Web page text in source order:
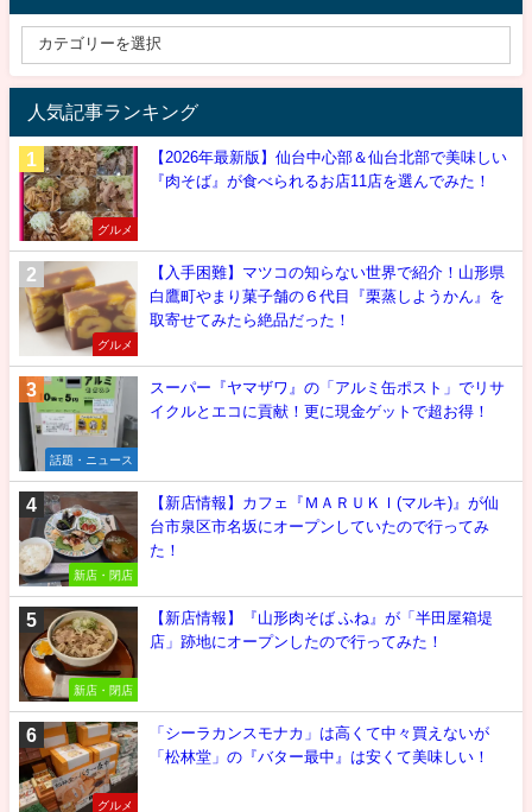
人気記事ランキング
グルメ
【2026年最新版】仙台中心部＆仙台北部で美味しい
『肉そば』が食べられるお店11店を選んでみた！
グルメ
【入手困難】マツコの知らない世界で紹介！山形県
白鷹町やまり菓子舗の６代目『栗蒸しようかん』を
取寄せてみたら絶品だった！
話題・ニュース
スーパー『ヤマザワ』の「アルミ缶ポスト」でリサ
イクルとエコに貢献！更に現金ゲットで超お得！
新店・閉店
【新店情報】カフェ『ＭＡＲＵＫＩ(マルキ)』が仙
台市泉区市名坂にオープンしていたので行ってみ
た！
新店・閉店
【新店情報】『山形肉そば ふね』が「半田屋箱堤
店」跡地にオープンしたので行ってみた！
グルメ
「シーラカンスモナカ」は高くて中々買えないが
「松林堂」の『バター最中』は安くて美味しい！